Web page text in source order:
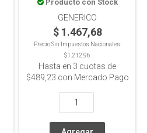
Producto con Stock
GENERICO
$ 1.467,68
Precio Sin Impuestos Nacionales:
$1.212,96
Hasta en 3 cuotas de
$489,23 con Mercado Pago